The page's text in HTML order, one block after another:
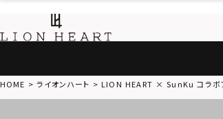
HOME ライオンハート LION HEART × SunKu コラボ